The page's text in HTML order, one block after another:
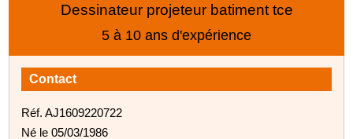
Dessinateur projeteur batiment tce
5 à 10 ans d'expérience
Contact
Réf. AJ1609220722
Né le 05/03/1986